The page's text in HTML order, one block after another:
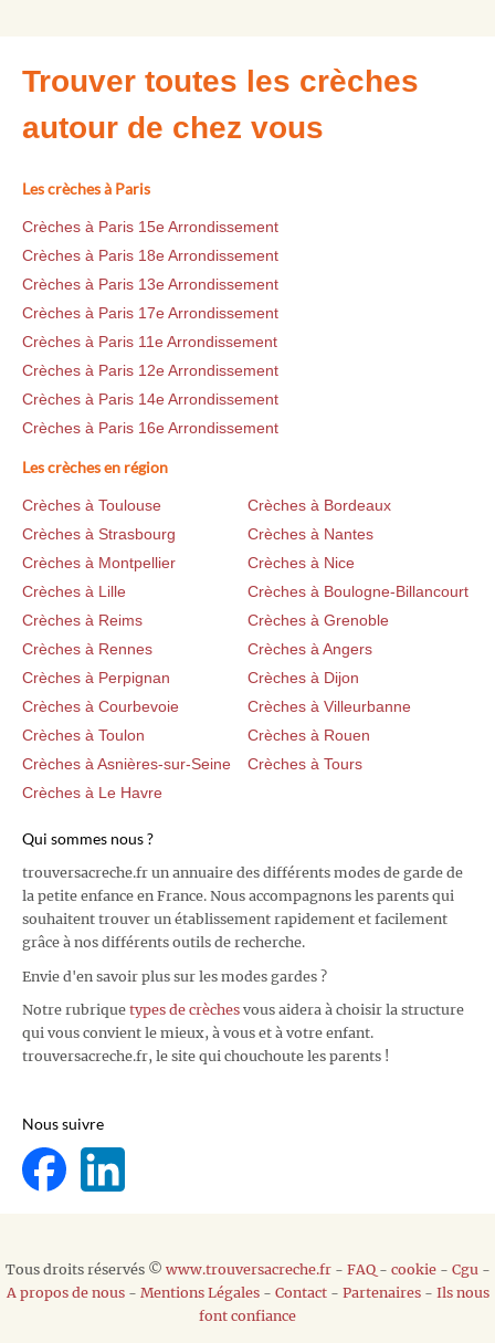
Trouver toutes les crèches
autour de chez vous
Les crèches à Paris
Crèches à Paris 15e Arrondissement
Crèches à Paris 18e Arrondissement
Crèches à Paris 13e Arrondissement
Crèches à Paris 17e Arrondissement
Crèches à Paris 11e Arrondissement
Crèches à Paris 12e Arrondissement
Crèches à Paris 14e Arrondissement
Crèches à Paris 16e Arrondissement
Les crèches en région
Crèches à Toulouse
Crèches à Bordeaux
Crèches à Strasbourg
Crèches à Nantes
Crèches à Montpellier
Crèches à Nice
Crèches à Lille
Crèches à Boulogne-Billancourt
Crèches à Reims
Crèches à Grenoble
Crèches à Rennes
Crèches à Angers
Crèches à Perpignan
Crèches à Dijon
Crèches à Courbevoie
Crèches à Villeurbanne
Crèches à Toulon
Crèches à Rouen
Crèches à Asnières-sur-Seine
Crèches à Tours
Crèches à Le Havre
Qui sommes nous ?
trouversacreche.fr un annuaire des différents modes de garde de
la petite enfance en France. Nous accompagnons les parents qui
souhaitent trouver un établissement rapidement et facilement
grâce à nos différents outils de recherche.
Envie d'en savoir plus sur les modes gardes ?
Notre rubrique types de crèches vous aidera à choisir la structure
qui vous convient le mieux, à vous et à votre enfant.
trouversacreche.fr, le site qui chouchoute les parents !
Nous suivre
Tous droits réservés © www.trouversacreche.fr- FAQ- cookie- Cgu -
A propos de nous- Mentions Légales- Contact- Partenaires- Ils nous
font confiance